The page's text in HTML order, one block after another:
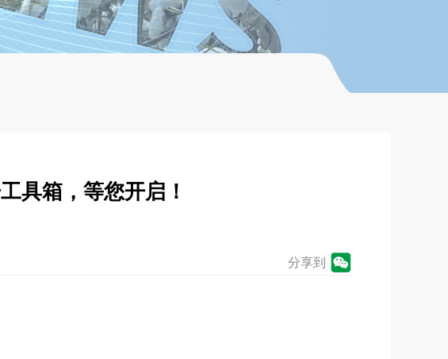
具箱，等您开启！
分享到